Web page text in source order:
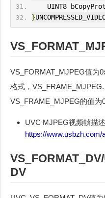
UINT8
}
VS_FORMAT_MJPEG值为
格式，VS_FRAME_MJPEG.
VS_FRAME_MJPEG的值为
UVC MJPEG视频帧描
https://www.usbzh.com/
DV